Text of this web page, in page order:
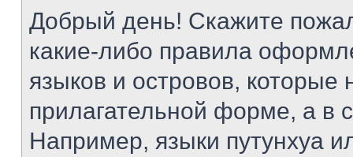
Добрый день! Скажите
какие-либо правила
языков и островов, которые
прилагательной форме, а в
Например, языки путунхуа